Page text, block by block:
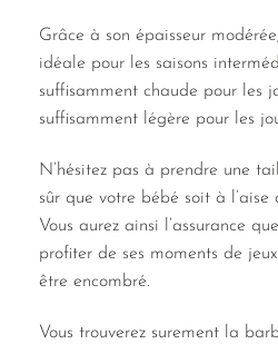
Grâce à son épaisseur
idéale pour les saisons
suffisamment chaude pour les
suffisamment légère pour les
N’hésitez pas à prendre une
sûr que votre bébé soit à l’aise
Vous aurez ainsi l’assurance
profiter de ses moments de
être encombré.
Vous trouverez surement la